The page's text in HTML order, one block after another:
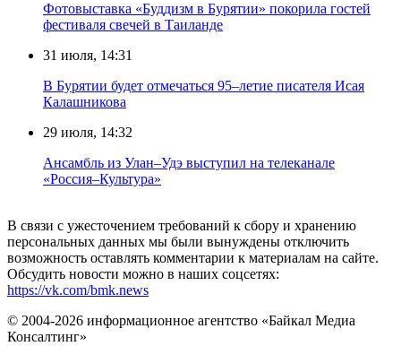
Фотовыставка «Буддизм в Бурятии» покорила гостей
фестиваля свечей в Таиланде
31 июля, 14:31
В Бурятии будет отмечаться 95–летие писателя Исая
Калашникова
29 июля, 14:32
Ансамбль из Улан–Удэ выступил на телеканале
«Россия–Культура»
В связи с ужесточением требований к сбору и хранению
персональных данных мы были вынуждены отключить
возможность оставлять комментарии к материалам на сайте.
Обсудить новости можно в наших соцсетях:
https://vk.com/bmk.news
© 2004-2026 информационное агентство «Байкал Медиа
Консалтинг»